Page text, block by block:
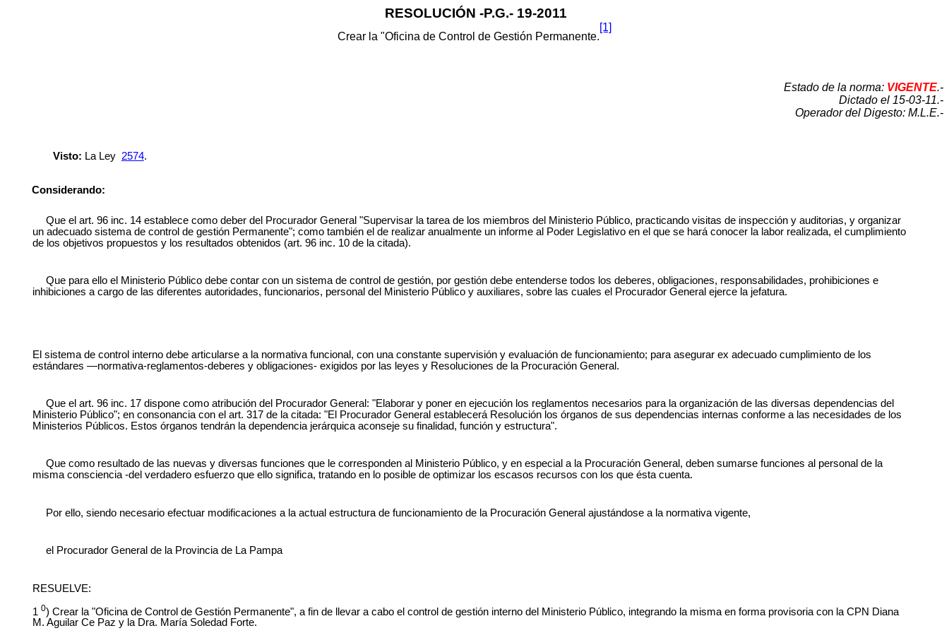
RESOLUCIÓN -P.G.- 19-2011
Crear la "Oficina de Control de Gestión Permanente.
[1]
Estado de la norma: VIGENTE.-
Dictado el 15-03-11.-
Operador del Digesto: M.L.E.-
Visto: La Ley 2574.
Considerando:
Que el art. 96 inc. 14 establece como deber del Procurador General "Supervisar la tarea de los miembros del Ministerio Público, practicando visitas de inspección y auditorias, y organizar
un adecuado sistema de control de gestión Permanente"; como también el de realizar anualmente un informe al Poder Legislativo en el que se hará conocer la labor realizada, el cumplimiento
de los objetivos propuestos y los resultados obtenidos (art. 96 inc. 10 de la citada).
Que para ello el Ministerio Público debe contar con un sistema de control de gestión, por gestión debe entenderse todos los deberes, obligaciones, responsabilidades, prohibiciones e
inhibiciones a cargo de las diferentes autoridades, funcionarios, personal del Ministerio Público y auxiliares, sobre las cuales el Procurador General ejerce la jefatura.
El sistema de control interno debe articularse a la normativa funcional, con una constante supervisión y evaluación de funcionamiento; para asegurar ex adecuado cumplimiento de los
estándares —normativa-reglamentos-deberes y obligaciones- exigidos por las leyes y Resoluciones de la Procuración General.
Que el art. 96 inc. 17 dispone como atribución del Procurador General: "Elaborar y poner en ejecución los reglamentos necesarios para la organización de las diversas dependencias del
Ministerio Público"; en consonancia con el art. 317 de la citada: "El Procurador General establecerá Resolución los órganos de sus dependencias internas conforme a las necesidades de los
Ministerios Públicos. Estos órganos tendrán la dependencia jerárquica aconseje su finalidad, función y estructura".
Que como resultado de las nuevas y diversas funciones que le corresponden al Ministerio Público, y en especial a la Procuración General, deben sumarse funciones al personal de la
misma consciencia -del verdadero esfuerzo que ello significa, tratando en lo posible de optimizar los escasos recursos con los que ésta cuenta.
Por ello, siendo necesario efectuar modificaciones a la actual estructura de funcionamiento de la Procuración General ajustándose a la normativa vigente,
el Procurador General de la Provincia de La Pampa
RESUELVE:
1 0) Crear la "Oficina de Control de Gestión Permanente", a fin de llevar a cabo el control de gestión interno del Ministerio Público, integrando la misma en forma provisoria con la CPN Diana
M. Aguilar Ce Paz y la Dra. María Soledad Forte.